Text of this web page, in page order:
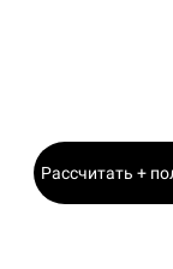
Рассчитать +